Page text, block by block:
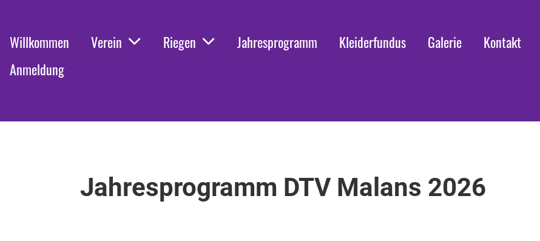
Willkommen Verein Riegen Jahresprogramm Kleiderfundus Galerie
Kontakt
Anmeldung
Jahresprogramm DTV Malans 2026